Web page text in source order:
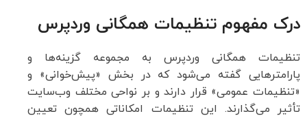
درک مفهوم تنظیمات همگانی وردپرس
تنظیمات همگانی وردپرس به مجموعه گزینه‌ها و
پارامترهایی گفته می‌شود که در بخش «پیش‌خوانی» و
«تنظیمات عمومی» قرار دارند و بر نواحی مختلف وب‌سایت
تأثیر می‌گذارند. این تنظیمات امکاناتی همچون تعیین